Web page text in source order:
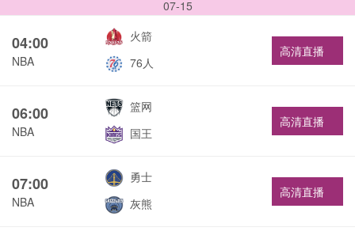
07-15
04:00
NBA
火箭
76人
高清直播
06:00
NBA
篮网
国王
高清直播
07:00
NBA
勇士
灰熊
高清直播